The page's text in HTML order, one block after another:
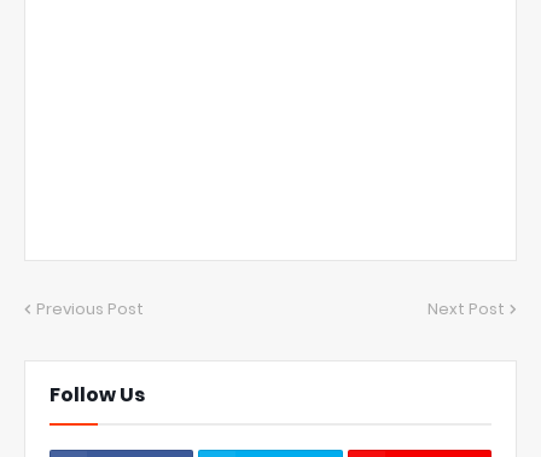
Previous Post Next Post
Follow Us